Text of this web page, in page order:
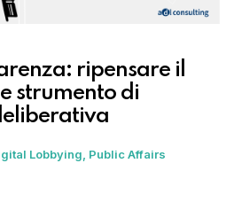
ripensare il
strumento di
Lobbying Public Affairs